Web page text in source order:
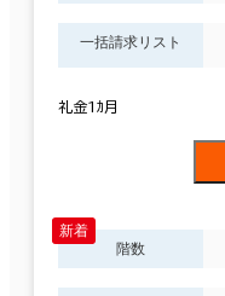
一括請求リスト
礼金1ｶ月
階数